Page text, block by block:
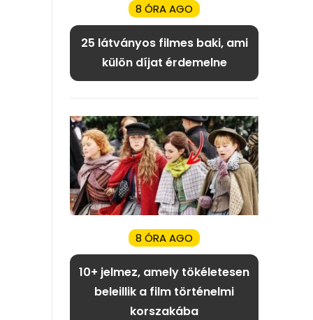
8 ÓRA AGO
25 látványos filmes baki, ami
külön díjat érdemelne
8 ÓRA AGO
10+ jelmez, amely tökéletesen
beleillik a film történelmi
korszakába